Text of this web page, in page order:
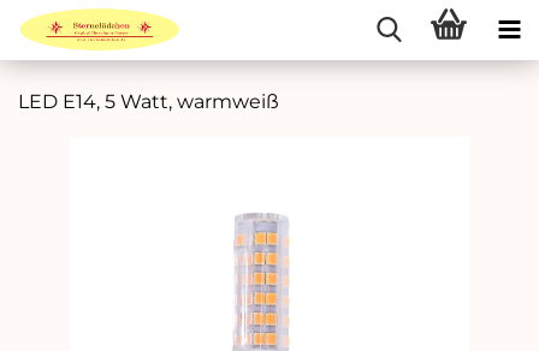
LED E14, 5 Watt, warmweiß